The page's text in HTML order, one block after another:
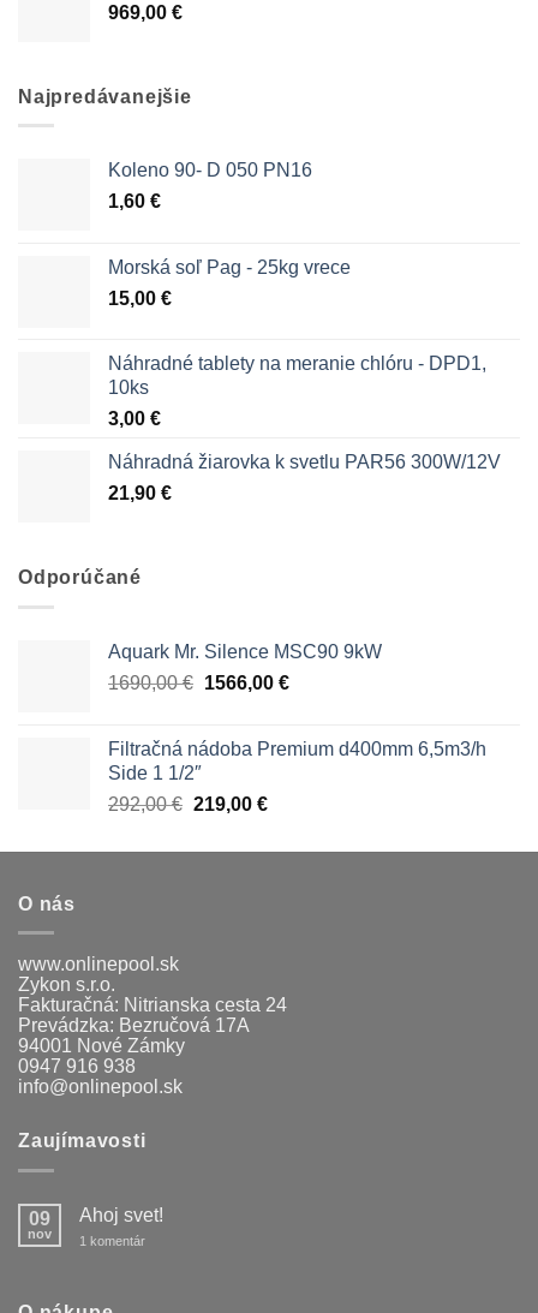
969,00 €
Najpredávanejšie
Koleno 90- D 050 PN16
1,60 €
Morská soľ Pag - 25kg vrece
15,00 €
Náhradné tablety na meranie chlóru - DPD1,
10ks
3,00 €
Náhradná žiarovka k svetlu PAR56 300W/12V
21,90 €
Odporúčané
Aquark Mr. Silence MSC90 9kW
1690,00€ Pôvodná
1690,00 €.
1566,00 €Aktuálna
1566,00 €.
Filtračná nádoba Premium d400mm 6,5m3/h
Side 1 1/2″
292,00€ Pôvodná
bola:
219,00 €Aktuálna
je:
O nás
www.onlinepool.sk
Zykon s.r.o.
Fakturačná: Nitrianska cesta 24
Prevádzka: Bezručová 17A
94001 Nové Zámky
0947 916 938
info@onlinepool.sk
Zaujímavosti
09
nov
Ahoj svet!
1 komentárna